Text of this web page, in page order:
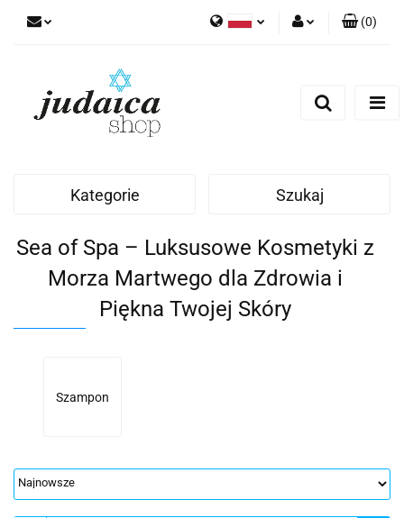
(0)
Kategorie Szukaj
Sea of Spa – Luksusowe Kosmetyki z
Morza Martwego dla Zdrowia i
Piękna Twojej Skóry
Szampon